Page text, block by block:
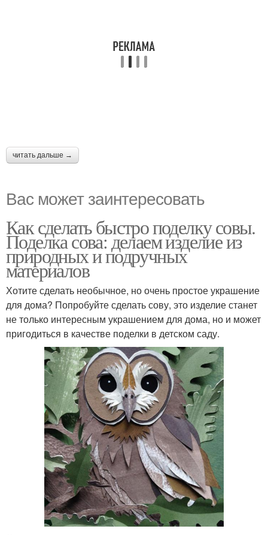
читать дальше →
Вас может заинтересовать
Как сделать быстро поделку совы.
Поделка сова: делаем изделие из
природных и подручных
материалов
Хотите сделать необычное, но очень простое украшение
для дома? Попробуйте сделать сову, это изделие станет
не только интересным украшением для дома, но и может
пригодиться в качестве поделки в детском саду.